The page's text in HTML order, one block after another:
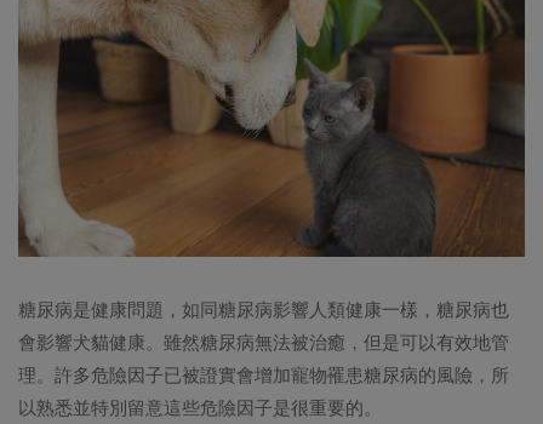
糖尿病是健康問題，如同糖尿病影響人類健康一樣，糖尿病也
會影響犬貓健康。雖然糖尿病無法被治癒，但是可以有效地管
理。許多危險因子已被證實會增加寵物罹患糖尿病的風險，所
以熟悉並特別留意這些危險因子是很重要的。